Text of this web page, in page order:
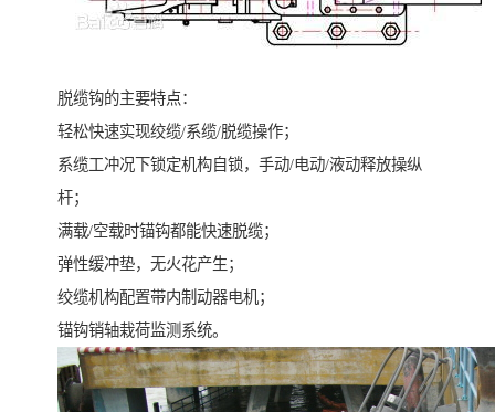
脱缆钩的主要特点：
轻松快速实现绞缆/系缆/脱缆操作；
系缆工冲况下锁定机构自锁，手动/电动/液动释放操纵
杆；
满载/空载时锚钩都能快速脱缆；
弹性缓冲垫，无火花产生；
绞缆机构配置带内制动器电机；
锚钩销轴栽荷监测系统。